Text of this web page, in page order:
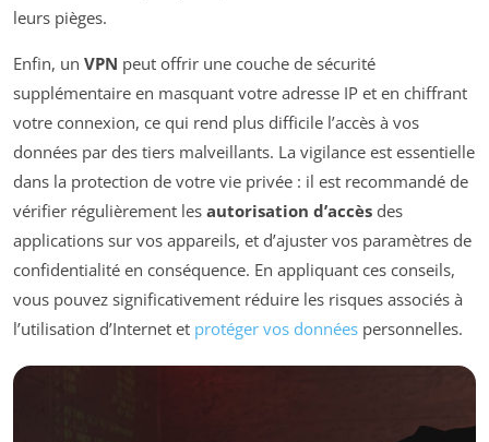
leurs pièges.
Enfin, un VPN peut offrir une couche de sécurité
supplémentaire en masquant votre adresse IP et en chiffrant
votre connexion, ce qui rend plus difficile l’accès à vos
données par des tiers malveillants. La vigilance est essentielle
dans la protection de votre vie privée : il est recommandé de
vérifier régulièrement les autorisation d’accès des
applications sur vos appareils, et d’ajuster vos paramètres de
confidentialité en conséquence. En appliquant ces conseils,
vous pouvez significativement réduire les risques associés à
l’utilisation d’Internet et protéger vos données personnelles.